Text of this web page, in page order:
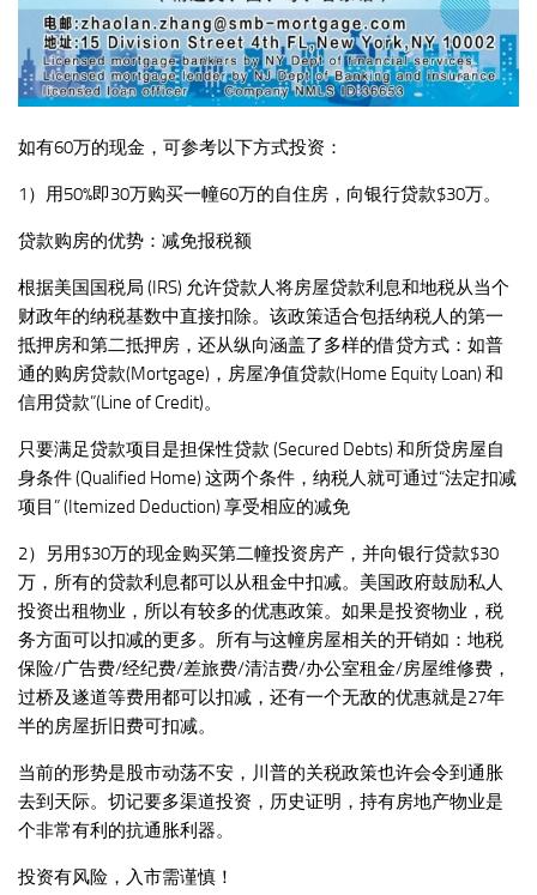
如有60万的现金，可参考以下方式投资：
1）用50%即30万购买一幢60万的自住房，向银行贷款$30万。
贷款购房的优势：减免报税额
根据美国国税局 (IRS) 允许贷款人将房屋贷款利息和地税从当个
财政年的纳税基数中直接扣除。该政策适合包括纳税人的第一
抵押房和第二抵押房，还从纵向涵盖了多样的借贷方式：如普
通的购房贷款(Mortgage)，房屋净值贷款(Home Equity Loan) 和
信用贷款”(Line of Credit)。
只要满足贷款项目是担保性贷款 (Secured Debts) 和所贷房屋自
身条件 (Qualified Home) 这两个条件，纳税人就可通过“法定扣减
项目” (Itemized Deduction) 享受相应的减免
2）另用$30万的现金购买第二幢投资房产，并向银行贷款$30
万，所有的贷款利息都可以从租金中扣减。美国政府鼓励私人
投资出租物业，所以有较多的优惠政策。如果是投资物业，税
务方面可以扣减的更多。所有与这幢房屋相关的开销如：地税
保险/广告费/经纪费/差旅费/清洁费/办公室租金/房屋维修费，
过桥及遂道等费用都可以扣减，还有一个无敌的优惠就是27年
半的房屋折旧费可扣减。
当前的形势是股市动荡不安，川普的关税政策也许会令到通胀
去到天际。切记要多渠道投资，历史证明，持有房地产物业是
个非常有利的抗通胀利器。
投资有风险，入市需谨慎！